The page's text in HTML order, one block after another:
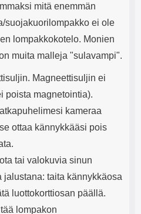
mitä enemmän
suojakuorilompakko ei ole
lompakkokotelo. Monien
muita malleja "sulavampi".
Magneettisuljin ei
poista magnetointia).
kameraa
ottaa kännykkääsi pois
tai valokuvia sinun
jalustana: taita kännykkäosa
luottokorttiosan päällä.
lompakon